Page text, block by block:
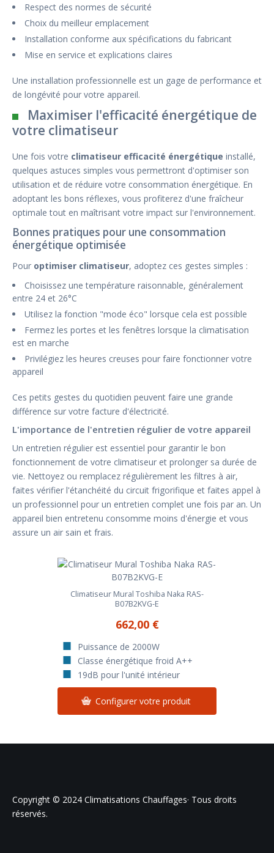
Respect des normes de sécurité
Choix du meilleur emplacement
Installation conforme aux spécifications du fabricant
Mise en service et explications claires
Une installation professionnelle est un gage de performance et
de longévité pour votre appareil.
Maximiser l'efficacité énergétique de
votre climatiseur
Une fois votre climatiseur efficacité énergétique installé,
quelques astuces simples vous permettront d'optimiser son
utilisation et de réduire votre consommation énergétique. En
adoptant les bons réflexes, vous profiterez d'une fraîcheur
optimale tout en maîtrisant votre impact sur l'environnement.
Bonnes pratiques pour une consommation
énergétique optimisée
Pour optimiser climatiseur, adoptez ces gestes simples :
Choisissez une température raisonnable, généralement
entre 24 et 26°C
Utilisez la fonction "mode éco" lorsque cela est possible
Fermez les portes et les fenêtres lorsque la climatisation
est en marche
Privilégiez les heures creuses pour faire fonctionner votre
appareil
Ces petits gestes du quotidien peuvent faire une grande
différence sur votre facture d'électricité.
L'importance de l'entretien régulier de votre appareil
Un entretien régulier est essentiel pour garantir le bon
fonctionnement de votre climatiseur et prolonger sa durée de
vie. Nettoyez ou remplacez régulièrement les filtres à air,
faites vérifier l'étanchéité du circuit frigorifique et faites appel à
un professionnel pour un entretien complet une fois par an. Un
appareil bien entretenu consomme moins d'énergie et vous
assure un air sain et frais.
Climatiseur Mural Toshiba Naka RAS-
B07B2KVG-E
662,00 €
Puissance de 2000W
Classe énergétique froid A++
19dB pour l'unité intérieur
Configurer votre produit
Copyright © 2024 Climatisations Chauffages· Tous droits
réservés.